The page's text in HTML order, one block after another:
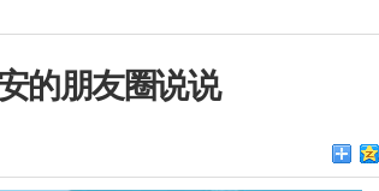
格局优化
货美食节”开幕
的朋友圈说说